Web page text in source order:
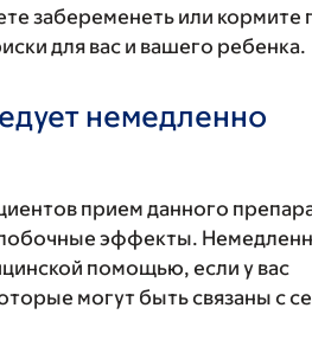
забеременеть или кормите
для вас и вашего ребенка.
немедленно
прием данного
побочные эффекты.
помощью, если у вас
могут быть связаны с